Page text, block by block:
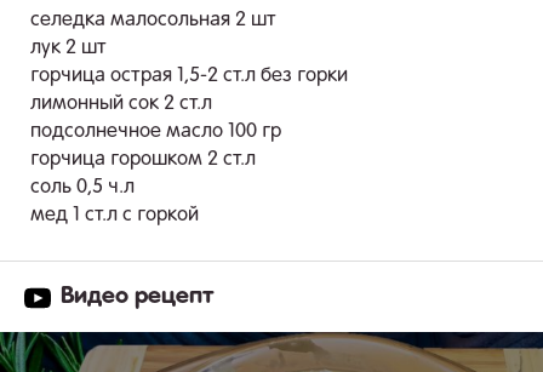
селедка малосольная 2 шт
лук 2 шт
горчица острая 1,5-2 ст.л без горки
лимонный сок 2 ст.л
подсолнечное масло 100 гр
горчица горошком 2 ст.л
соль 0,5 ч.л
мед 1 ст.л с горкой
Видео рецепт